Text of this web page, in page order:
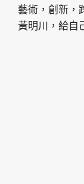
藝術，創新，
黃明川，給自